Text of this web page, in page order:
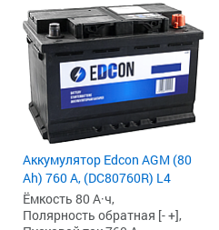
Аккумулятор Edcon AGM (80
Ah) 760 А, (DC80760R) L4
Ёмкость 80 А·ч,
Полярность обратная [- +],